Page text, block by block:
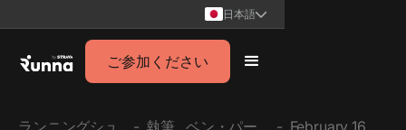
日本語
ご参加ください
ランニングシュ
- 執筆
ベン・パー
- February 16,